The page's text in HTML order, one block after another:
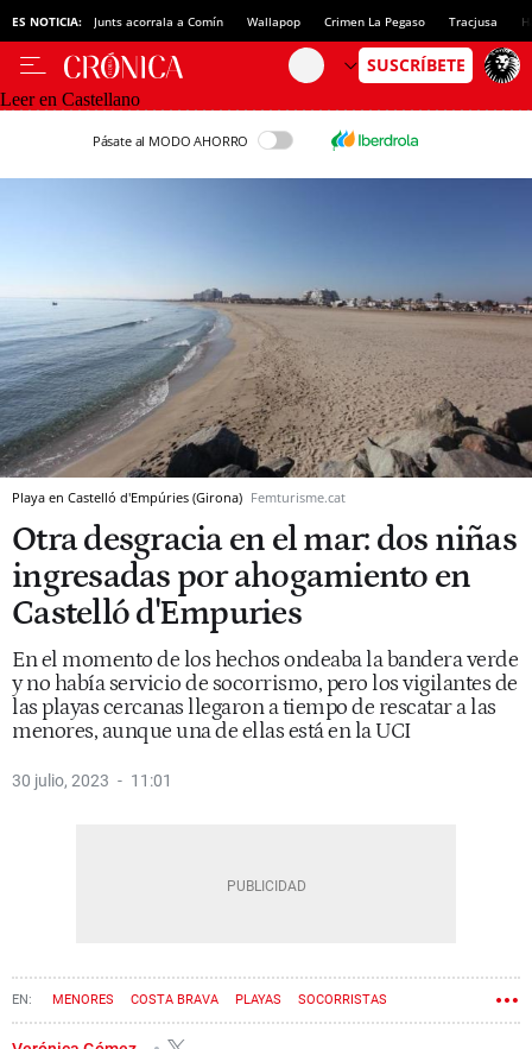
ES NOTICIA: Junts acorrala a Comín Wallapop Crimen La Pegaso Tracjusa
Leer en Castellano
Pásate al MODO AHORRO
Playa en Castelló d'Empúries (Girona) Femturisme.cat
Otra desgracia en el mar: dos niñas
ingresadas por ahogamiento en
Castelló d'Empuries
En el momento de los hechos ondeaba la bandera verde
y no había servicio de socorrismo, pero los vigilantes de
las playas cercanas llegaron a tiempo de rescatar a las
menores, aunque una de ellas está en la UCI
30 julio, 2023 11:01
MENORES COSTA BRAVA PLAYAS SOCORRISTAS